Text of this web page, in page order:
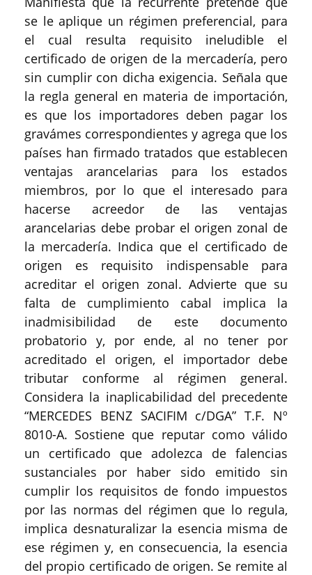
se le aplique un régimen preferencial, para
el cual resulta requisito ineludible el
certificado de origen de la mercadería, pero
sin cumplir con dicha exigencia. Señala que
la regla general en materia de importación,
es que los importadores deben pagar los
gravámes correspondientes y agrega que los
países han firmado tratados que establecen
ventajas arancelarias para los estados
miembros, por lo que el interesado para
hacerse acreedor de las ventajas
arancelarias debe probar el origen zonal de
la mercadería. Indica que el certificado de
origen es requisito indispensable para
acreditar el origen zonal. Advierte que su
falta de cumplimiento cabal implica la
inadmisibilidad de este documento
probatorio y, por ende, al no tener por
acreditado el origen, el importador debe
tributar conforme al régimen general.
Considera la inaplicabilidad del precedente
“MERCEDES BENZ SACIFIM c/DGA” T.F. Nº
8010-A. Sostiene que reputar como válido
un certificado que adolezca de falencias
sustanciales por haber sido emitido sin
cumplir los requisitos de fondo impuestos
por las normas del régimen que lo regula,
implica desnaturalizar la esencia misma de
ese régimen y, en consecuencia, la esencia
del propio certificado de origen. Se remite al